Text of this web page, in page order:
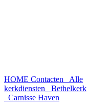
HOME Contacten
Alle
kerkdiensten
Bethelkerk
Carnisse Haven